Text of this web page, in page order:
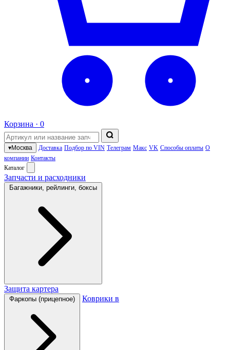
Корзина · 0
▾Москва Доставка Подбор по VIN Телеграм Макс VK Способы оплаты О
компании Контакты
Каталог
Запчасти и расходники
Багажники, рейлинги, боксы
Защита картера
Фаркопы (прицепное) Коврики в